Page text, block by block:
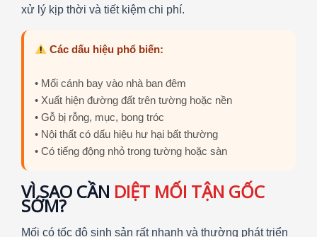
xử lý kịp thời và tiết kiệm chi phí.
Các dấu hiệu phổ biến:
• Mối cánh bay vào nhà ban đêm
• Xuất hiện đường đất trên tường hoặc nền
• Gỗ bị rỗng, mục, bong tróc
• Nội thất có dấu hiệu hư hại bất thường
• Có tiếng động nhỏ trong tường hoặc sàn
VÌ SAO CẦN DIỆT MỐI TẬN GỐC
SỚM?
Mối có tốc độ sinh sản rất nhanh và thường phát triển